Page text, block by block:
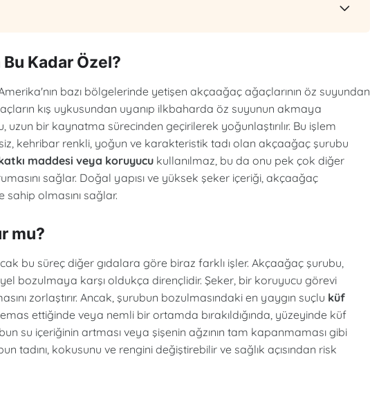
Kadar Özel?
bazı bölgelerinde yetişen akçaağaç ağaçlarının öz suyundan
kış uykusundan uyanıp ilkbaharda öz suyunun akmaya
uzun bir kaynatma sürecinden geçirilerek yoğunlaştırılır. Bu işlem
kehribar renkli, yoğun ve karakteristik tadı olan akçaağaç şurubu
maddesi veya koruyucukullanılmaz, bu da onu pek çok diğer
sağlar. Doğal yapısı ve yüksek şeker içeriği, akçaağaç
olmasını sağlar.
mu?
bu süreç diğer gıdalara göre biraz farklı işler. Akçaağaç şurubu,
bozulmaya karşı oldukça dirençlidir. Şeker, bir koruyucu görevi
zorlaştırır. Ancak, şurubun bozulmasındaki en yaygın suçlu küf
ettiğinde veya nemli bir ortamda bırakıldığında, yüzeyinde küf
su içeriğinin artması veya şişenin ağzının tam kapanmaması gibi
tadını, kokusunu ve rengini değiştirebilir ve sağlık açısından risk